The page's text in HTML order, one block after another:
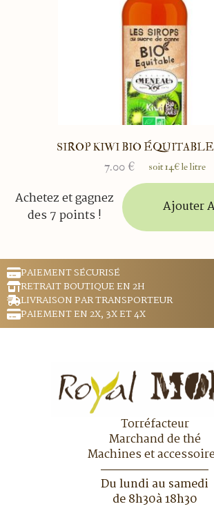
SIROP KIWI BIO ÉQUITABLE
7.00 € soit 14€ le litre
Achetez et gagnez
des 7 points !
Ajouter
PAIEMENT SÉCURISÉ
RETRAIT BOUTIQUE EN 2H
LIVRAISON PAR TRANSPORTEUR
PAIEMENT EN 2X, 3X ET 4X
Torréfacteur
Marchand de thé
Machines et
Du lundi au samedi
de 8h30à 18h30